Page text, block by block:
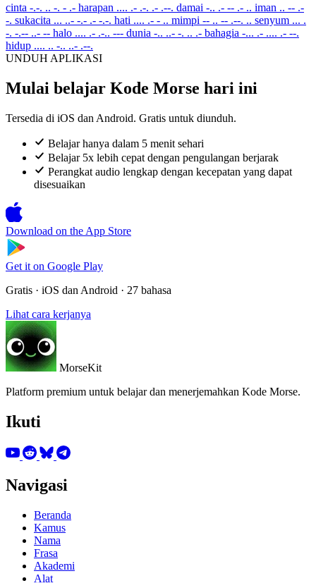
cinta -.-. .. -. - .- harapan .... .- .-. .- .--. damai -.. .- -- .- .. iman .. -- .-
-. sukacita ... ..- -.- .- -.-. hati .... .- - .. mimpi -- .. -- .--. .. senyum ... .
-. -.-- ..- -- halo .... .- .-.. --- dunia -.. ..- -. .. .- bahagia -... .- .... .- --.
hidup .... .. -.. ..- .--.
UNDUH APLIKASI
Mulai belajar Kode Morse hari ini
Tersedia di iOS dan Android. Gratis untuk diunduh.
Belajar hanya dalam 5 menit sehari
Belajar 5x lebih cepat dengan pengulangan berjarak
Perangkat audio lengkap dengan kecepatan yang dapat
disesuaikan
Download on the App Store
Get it on Google Play
Gratis · iOS dan Android · 27 bahasa
Lihat cara kerjanya
MorseKit
Platform premium untuk belajar dan menerjemahkan Kode Morse.
Ikuti
Navigasi
Beranda
Kamus
Nama
Frasa
Akademi
Alat